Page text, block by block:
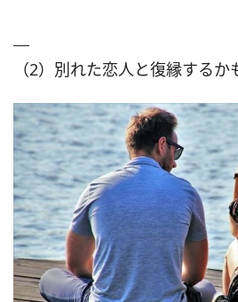
（2）別れた恋人と復縁するか